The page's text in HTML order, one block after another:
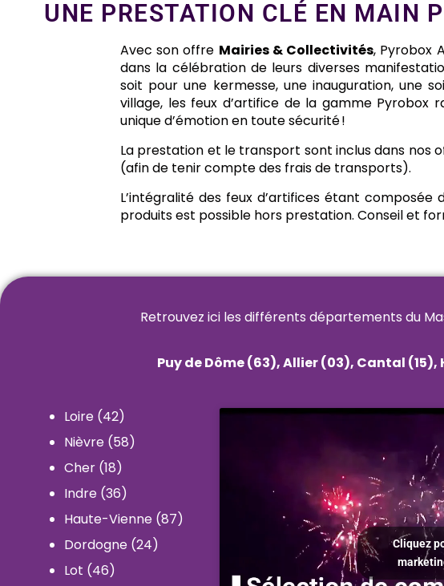
UNE PRESTATION CLÉ EN MAIN
Avec son offre Mairies & Collectivités, Pyrobox
dans la célébration de leurs diverses
soit pour une kermesse, une inauguration, une
village, les feux d’artifice de la gamme
unique d’émotion en toute sécurité !
La prestation et le transport sont inclus dans
(afin de tenir compte des frais de transports).
L’intégralité des feux d’artifices étant
produits est possible hors prestation. Conseil et
Retrouvez ici les différents départements du
Puy de Dôme (63), Allier (03), Cantal
Loire (42)
Nièvre (58)
Cher (18)
Indre (36)
Haute-Vienne (87)
Dordogne (24)
Lot (46)
Cliquez